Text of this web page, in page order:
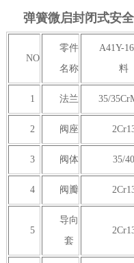
弹簧微启封闭式安
NO
零件
名称
A41Y-
料
1 法兰 35/
2 阀座
3 阀体 35/40
4 阀瓣
5
导向
套